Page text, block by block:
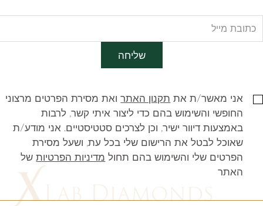
שליחה
אני מאשר/ת את תקנון האתרואת מסירת הפרטים מרצוני
החופשי והשימוש בהם כדי ליצור איתי קשר, לרבות
באמצעות דיוור ישיר, וכן לצרכים סטטיסטיים. אני מודע/ת
שאוכל לבטל את הרישום שלי בכל עת, ושעל מסירת
הפרטים שלי והשימוש בהם תחול מדיניות הפרטיותשל
האתר